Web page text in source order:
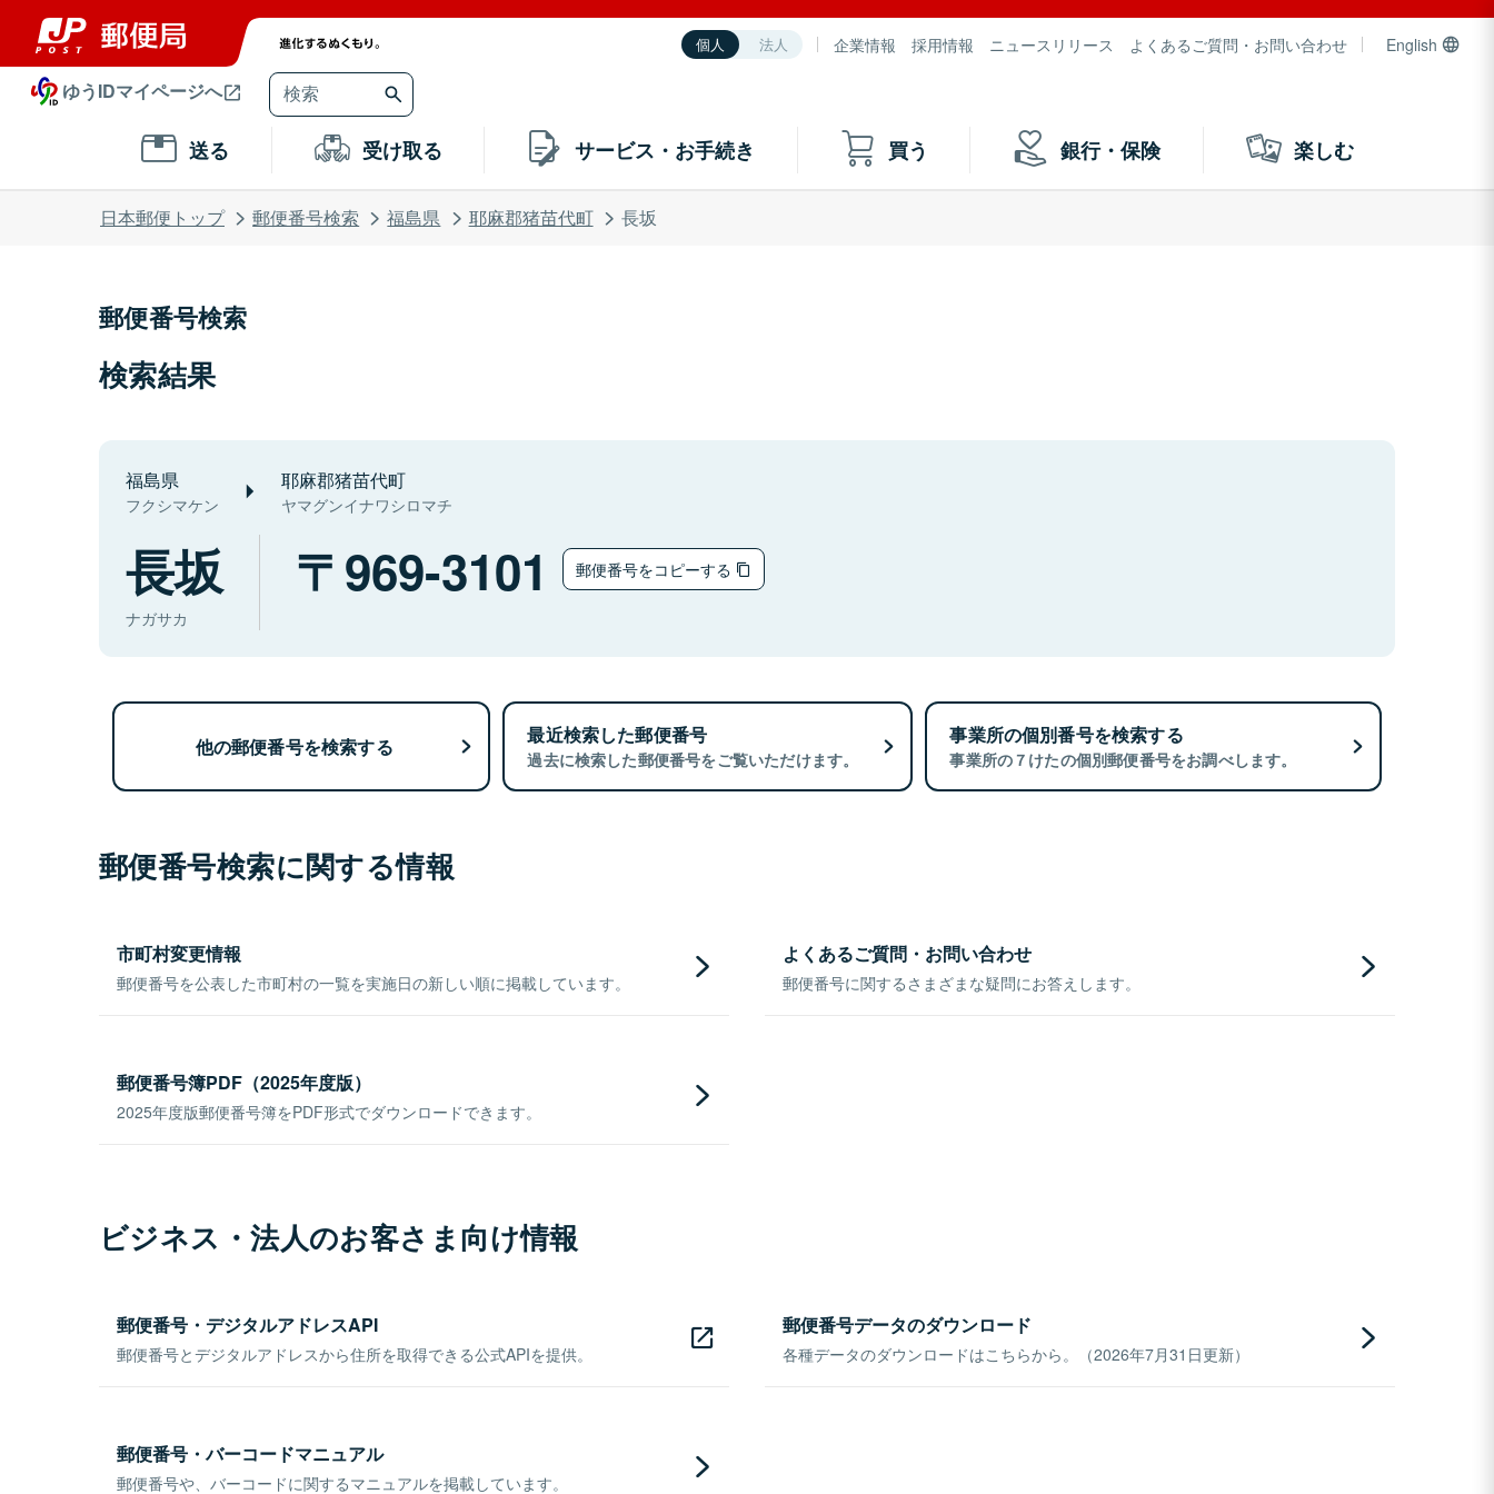
個人 法人 企業情報 採用情報 ニュースリリース よくあるご質問・お問い合わせ English
ゆうIDマイページへ
送る 受け取る サービス・お手続き 買う 銀行・保険 楽しむ
日本郵便トップ 郵便番号検索 福島県 耶麻郡猪苗代町 長坂
郵便番号検索
検索結果
福島県
フクシマケン
耶麻郡猪苗代町
ヤマグンイナワシロマチ
長坂
ナガサカ
969-3101 郵便番号をコピーする
他の郵便番号を検索する 最近検索した郵便番号
過去に検索した郵便番号をご覧いただけます。
事業所の個別番号を検索する
事業所の７けたの個別郵便番号をお調べします。
郵便番号検索に関する情報
市町村変更情報
郵便番号を公表した市町村の一覧を実施日の新しい順に掲載しています。
よくあるご質問・お問い合わせ
郵便番号に関するさまざまな疑問にお答えします。
郵便番号簿PDF（2025年度版）
2025年度版郵便番号簿をPDF形式でダウンロードできます。
ビジネス・法人のお客さま向け情報
郵便番号・デジタルアドレスAPI
郵便番号とデジタルアドレスから住所を取得できる公式APIを提供。
郵便番号データのダウンロード
各種データのダウンロードはこちらから。（2026年7月31日更新）
郵便番号・バーコードマニュアル
郵便番号や、バーコードに関するマニュアルを掲載しています。